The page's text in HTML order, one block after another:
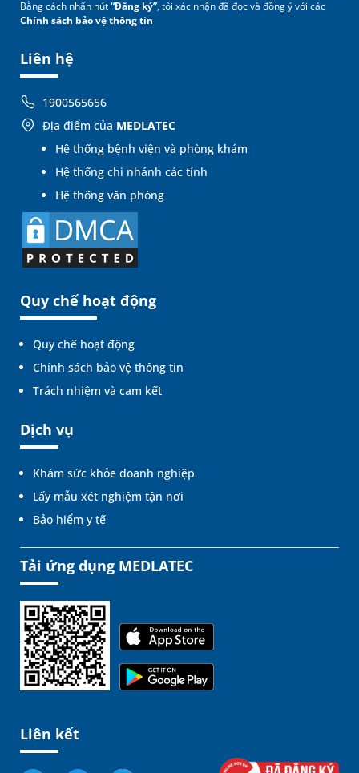
Liên hệ
1900565656
Địa điểm của MEDLATEC
Hệ thống bệnh viện và phòng khám
Hệ thống chi nhánh các tỉnh
Hệ thống văn phòng
Quy chế hoạt động
Quy chế hoạt động
Chính sách bảo vệ thông tin
Trách nhiệm và cam kết
Dịch vụ
Khám sức khỏe doanh nghiệp
Lấy mẫu xét nghiệm tận nơi
Bảo hiểm y tế
Bằng cách nhấn nút“Đăng ký”, tôi xác nhận đã đọc và đồng ý với các
Chính sách bảo vệ thông tin
Tải ứng dụng MEDLATEC
Liên kết